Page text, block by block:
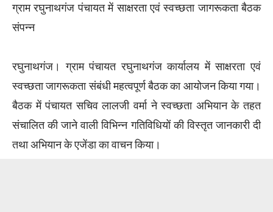
ग्राम रघुनाथगंज पंचायत में साक्षरता एवं स्वच्छता जागरूकता बैठक
संपन्न
रघुनाथगंज। ग्राम पंचायत रघुनाथगंज कार्यालय में साक्षरता एवं
स्वच्छता जागरूकता संबंधी महत्वपूर्ण बैठक का आयोजन किया गया।
बैठक में पंचायत सचिव लालजी वर्मा ने स्वच्छता अभियान के तहत
संचालित की जाने वाली विभिन्न गतिविधियों की विस्तृत जानकारी दी
तथा अभियान के एजेंडा का वाचन किया।